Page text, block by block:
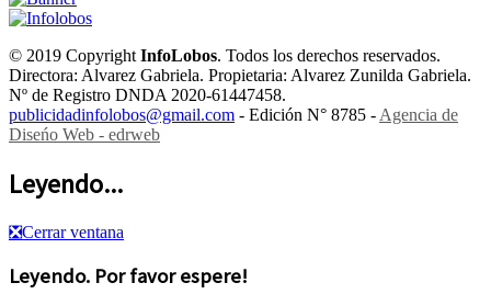
© 2019 CopyrightInfoLobos. Todos los derechos reservados.
Directora: Alvarez Gabriela. Propietaria: Alvarez Zunilda Gabriela.
Nº de Registro DNDA 2020-61447458.
publicidadinfolobos@gmail.com - Edición N° 8785 -Agencia de
Diseńo Web - edrweb
Leyendo...
❎Cerrar ventana
Leyendo. Por favor espere!